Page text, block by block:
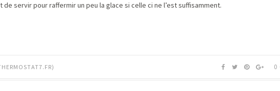
servir pour raffermir un peu la glace si celle ci ne l’est suffisamment.
0